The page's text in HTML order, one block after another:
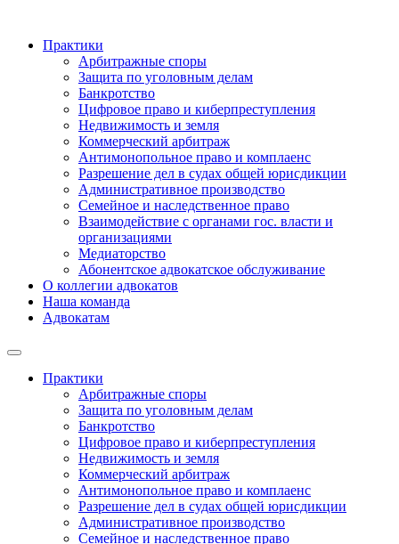
Практики
Арбитражные споры
Защита по уголовным делам
Банкротство
Цифровое право и киберпреступления
Недвижимость и земля
Коммерческий арбитраж
Антимонопольное право и комплаенс
Разрешение дел в судах общей юрисдикции
Административное производство
Семейное и наследственное право
Взаимодействие с органами гос. власти и
организациями
Медиаторство
Абонентское адвокатское обслуживание
О коллегии адвокатов
Наша команда
Адвокатам
Практики
Арбитражные споры
Защита по уголовным делам
Банкротство
Цифровое право и киберпреступления
Недвижимость и земля
Коммерческий арбитраж
Антимонопольное право и комплаенс
Разрешение дел в судах общей юрисдикции
Административное производство
Семейное и наследственное право